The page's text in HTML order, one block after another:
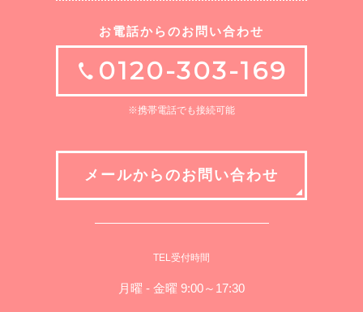
お電話からのお問い合わせ
0120-303-169
※携帯電話でも接続可能
メールからのお問い合わせ
TEL受付時間
月曜 - 金曜 9:00～17:30